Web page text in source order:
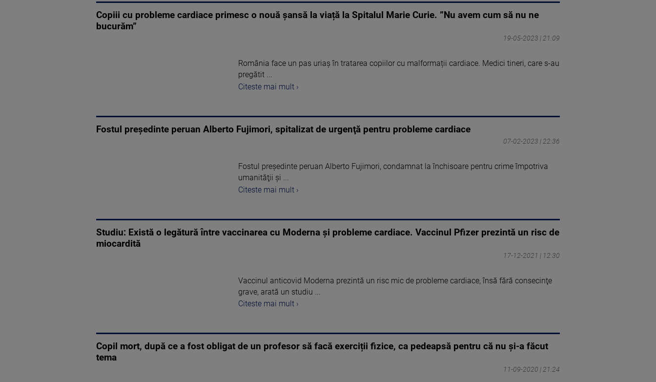
Copiii cu probleme cardiace primesc o nouă șansă la viață la Spitalul Marie Curie. ”Nu avem cum să nu ne
bucurăm”
19-05-2023 | 21:09
România face un pas uriaș în tratarea copiilor cu malformații cardiace. Medici tineri, care s-au
pregătit ...
Citeste mai mult ›
Fostul preşedinte peruan Alberto Fujimori, spitalizat de urgenţă pentru probleme cardiace
07-02-2023 | 22:36
Fostul preşedinte peruan Alberto Fujimori, condamnat la închisoare pentru crime împotriva
umanităţii şi ...
Citeste mai mult ›
Studiu: Există o legătură între vaccinarea cu Moderna şi probleme cardiace. Vaccinul Pfizer prezintă un risc de
miocardită
17-12-2021 | 12:30
Vaccinul anticovid Moderna prezintă un risc mic de probleme cardiace, însă fără consecinţe
grave, arată un studiu ...
Citeste mai mult ›
Copil mort, după ce a fost obligat de un profesor să facă exerciții fizice, ca pedeapsă pentru că nu și-a făcut
tema
11-09-2020 | 21:24